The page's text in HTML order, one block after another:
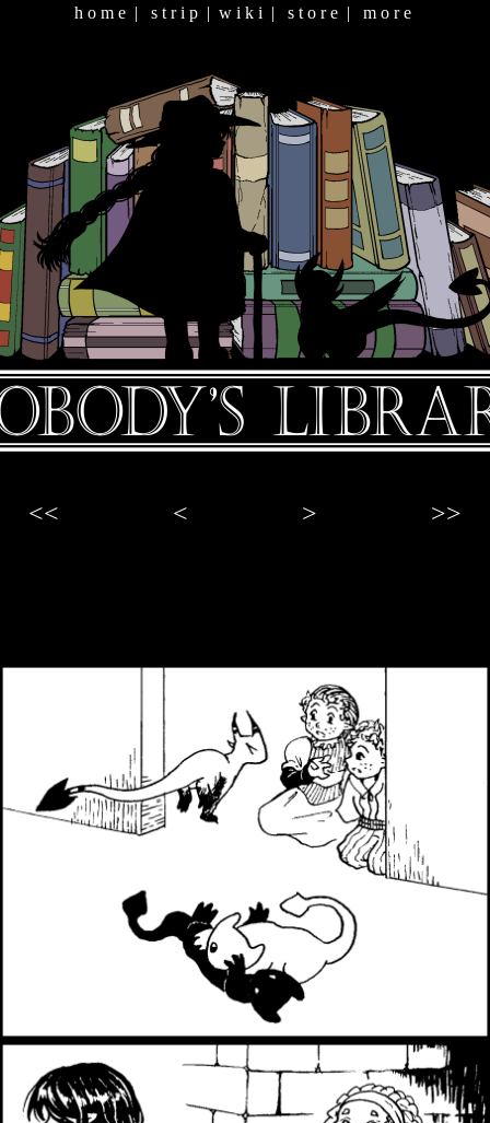
h o m e | s t r i p | w i k i | s t o r e | m o r e
<< < > >>